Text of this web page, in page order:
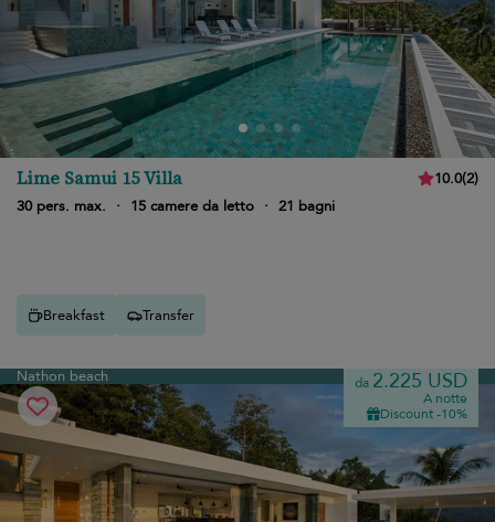
Lime Samui 15 Villa 10.0(2)
30 pers. max.
· 15 camere da letto · 21 bagni
Breakfast Transfer
Nathon beach da 2.225 USD
A notte
Discount -10%